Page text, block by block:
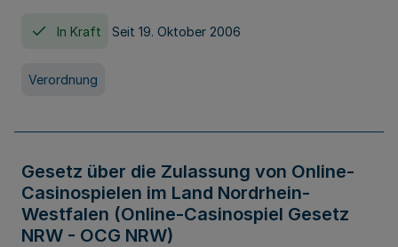
In Kraft Seit 19. Oktober 2006
Verordnung
Gesetz über die Zulassung von Online-
Casinospielen im Land Nordrhein-
Westfalen (Online-Casinospiel Gesetz
NRW - OCG NRW)